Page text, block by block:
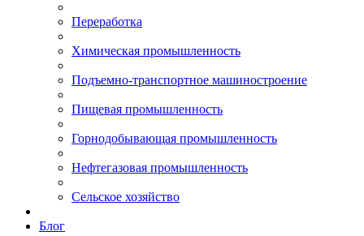
Переработка
Химическая промышленность
Подъемно-транспортное машиностроение
Пищевая промышленность
Горнодобывающая промышленность
Нефтегазовая промышленность
Сельское хозяйство
Блог